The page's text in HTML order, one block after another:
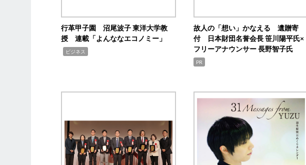
行革甲子園 沼尾波子 東洋大学教
授 連載「よんななエコノミー」
ビジネス
故人の「想い」かなえる 遺贈寄
付 日本財団名誉会長 笹川陽平氏×
フリーアナウンサー 長野智子氏
PR